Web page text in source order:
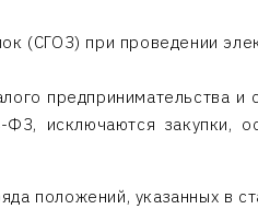
(СГОЗ) при проведении
предпринимательства
исключаются закупки,
положений, указанных в